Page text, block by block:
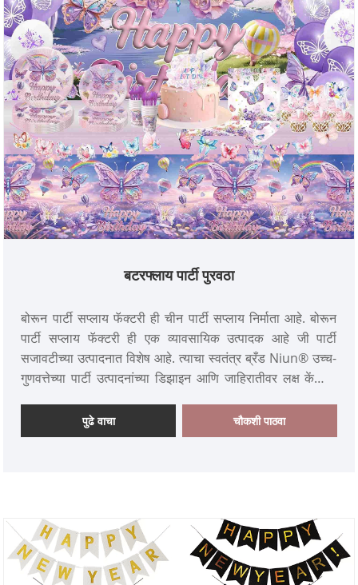
बटरफ्लाय पार्टी पुरवठा
बोरून पार्टी सप्लाय फॅक्टरी ही चीन पार्टी सप्लाय निर्माता आहे. बोरून
पार्टी सप्लाय फॅक्टरी ही एक व्यावसायिक उत्पादक आहे जी पार्टी
सजावटीच्या उत्पादनात विशेष आहे. त्याचा स्वतंत्र ब्रँड Niun® उच्च-
गुणवत्तेच्या पार्टी उत्पादनांच्या डिझाइन आणि जाहिरातीवर लक्ष केंद्रित
नाही, तर फुगे माला किट, डिस्पोजेबल टेबलवेअर आणि फुगे
ॲक्सेसरीजसह विविध प्रकारच्या पार्टी मालिका उत्पादनांचे उत्पादन
पुढे वाचा चौकशी पाठवा